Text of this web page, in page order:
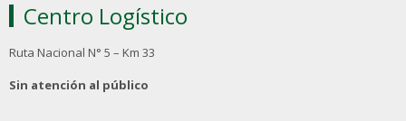
Centro Logístico
Ruta Nacional N° 5 – Km 33
Sin atención al público